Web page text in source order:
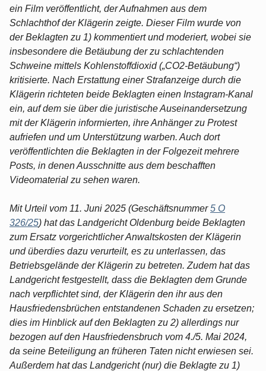
ein Film veröffentlicht, der Aufnahmen aus dem
Schlachthof der Klägerin zeigte. Dieser Film wurde von
der Beklagten zu 1) kommentiert und moderiert, wobei sie
insbesondere die Betäubung der zu schlachtenden
Schweine mittels Kohlenstoffdioxid („CO2-Betäubung“)
kritisierte. Nach Erstattung einer Strafanzeige durch die
Klägerin richteten beide Beklagten einen Instagram-Kanal
ein, auf dem sie über die juristische Auseinandersetzung
mit der Klägerin informierten, ihre Anhänger zu Protest
aufriefen und um Unterstützung warben. Auch dort
veröffentlichten die Beklagten in der Folgezeit mehrere
Posts, in denen Ausschnitte aus dem beschafften
Videomaterial zu sehen waren.
Mit Urteil vom 11. Juni 2025 (Geschäftsnummer5 O
326/25) hat das Landgericht Oldenburg beide Beklagten
zum Ersatz vorgerichtlicher Anwaltskosten der Klägerin
und überdies dazu verurteilt, es zu unterlassen, das
Betriebsgelände der Klägerin zu betreten. Zudem hat das
Landgericht festgestellt, dass die Beklagten dem Grunde
nach verpflichtet sind, der Klägerin den ihr aus den
Hausfriedensbrüchen entstandenen Schaden zu ersetzen;
dies im Hinblick auf den Beklagten zu 2) allerdings nur
bezogen auf den Hausfriedensbruch vom 4./5. Mai 2024,
da seine Beteiligung an früheren Taten nicht erwiesen sei.
Außerdem hat das Landgericht (nur) die Beklagte zu 1)